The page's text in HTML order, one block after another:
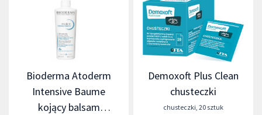
Bioderma Atoderm
Intensive Baume
kojący balsam
Demoxoft Plus Clean
chusteczki
chusteczki 20 sztuk